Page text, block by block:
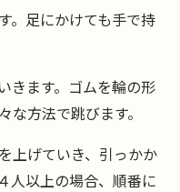
。足にかけても手で持
きます。ゴムを輪の形
な方法で跳びます。
上げていき、引っかか
人以上の場合、順番に